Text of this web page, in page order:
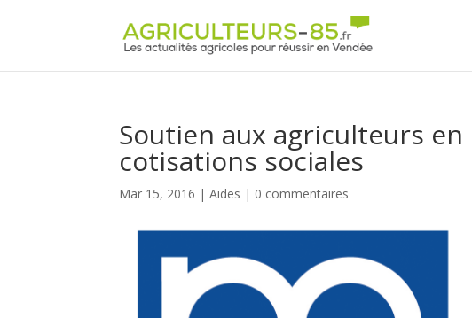
Soutien aux agriculteurs
cotisations sociales
Mar 15, 2016 |Aides | 0 commentaires